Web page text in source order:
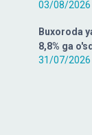
03/08/2026
Buxoroda
8,8% ga
31/07/2026